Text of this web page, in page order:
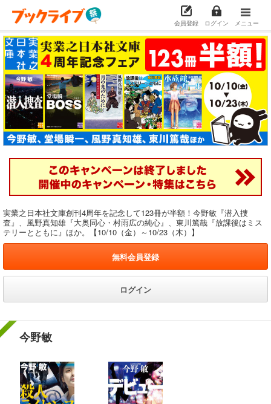
会員登録 ログイン メニュー
実業之日本社文庫創刊4周年を記念して123冊が半額！今野敏『潜入捜
査』、風野真知雄『大奥同心・村雨広の純心』、東川篤哉『放課後はミス
テリーとともに』ほか。【10/10（金）～10/23（木）】
無料会員登録
ログイン
今野敏